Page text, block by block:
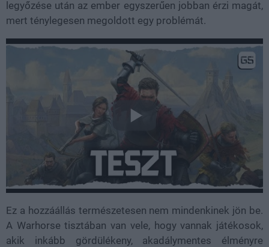
legyőzése után az ember egyszerűen jobban érzi magát,
mert ténylegesen megoldott egy problémát.
Ez a hozzáállás természetesen nem mindenkinek jön be.
A Warhorse tisztában van vele, hogy vannak játékosok,
akik inkább gördülékeny, akadálymentes élményre